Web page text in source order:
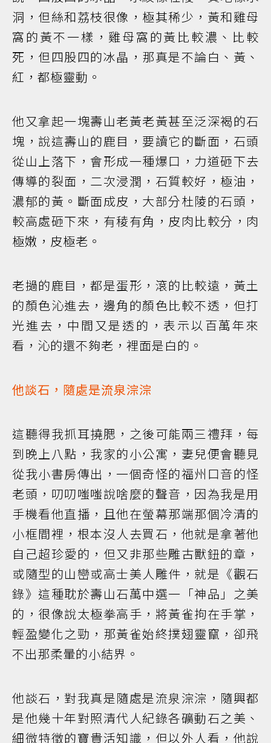
洞，但絲和荔枝很像，極其稀少，黃和雞母
窩的黃不一樣，雞母窩的黃比較濃、比較
死，但四股四的冰晶，那真是不論白、黃、
紅，都極靈動。
他又拿起一塊壽山老黃老黃甚至泛深褐的石
塊，說這壽山的鹿目，要讀它的斷面，石頭
從山上落下，會形成一種爆口，力道砸下去
傳導的裂面，二次浸潤，石質較好，極油，
濃郁的黃。斷面成皮，大部分杜陵的石頭，
較高處砸下來，有稜有角，皮肉比較分，肉
極嫩，皮極老。
老撾的鹿目，都是蛋形，滾的比較遠，黃土
的顏色沁進去，邊角的顏色比較不透，但打
光進去，中間又是透的，表示以百萬年來
看，沁的還不夠老，裡面是白的。
他談石，隨處是流泉淙淙
這聽得我抓耳撓腮，之後可能兩三禮拜，每
到晚上八點，我家的小公寓，妻兒便會聽見
從我小書房傳出，一個奇怪的福州口音的怪
老頭，叨叨嗤嗤說啥麼的聲音，因為我是用
手機看他直播，且他在螢幕那端那個冷清的
小框間裡，根本沒人去買石，他就是拿著他
自己超珍愛的，但又非那些雕古獸鈕的章，
或隨型的山巒或高士美人雕件，就是《觀石
錄》這種耽於壽山石萬中選一「神品」之美
的，很像說太極拳高手，將黃雀拘在手掌，
輕盈變化之勁，那黃雀始終撲翅靈竄，卻飛
不出那柔暈的小結界。
他談石，對我真是隨處是流泉淙淙，隨興都
是他幾十年對照清代人紀錄各礦動石之美、
細微特徵的寶貴活知識，但以外人看，他說